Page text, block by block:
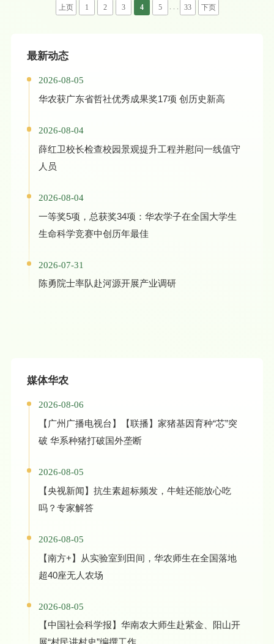
上页 1 2 3 4 5 . . . 33 下页
最新动态
2026-08-05
华农获广东省哲社优秀成果奖17项 创历史新高
2026-08-04
薛红卫校长检查校园景观提升工程并慰问一线值守
人员
2026-08-04
一等奖5项，总获奖34项：华农学子在全国大学生
生命科学竞赛中创历年最佳
2026-07-31
陈勇院士率队赴河源开展产业调研
媒体华农
2026-08-06
【广州广播电视台】【联播】家猪基因育种“芯”突
破 华系种猪打破国外垄断
2026-08-05
【央视新闻】抗生素超标频发，牛蛙还能放心吃
吗？专家解答
2026-08-05
【南方+】从实验室到田间，华农师生在全国落地
超40座无人农场
2026-08-05
【中国社会科学报】华南农大师生赴紫金、阳山开